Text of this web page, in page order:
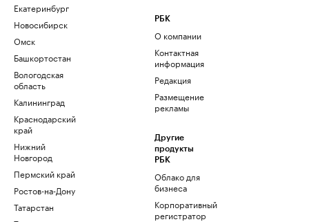
Екатеринбург
Новосибирск
Омск
Башкортостан
Вологодская
область
Калининград
Краснодарский
край
Нижний
Новгород
Пермский край
Ростов-на-Дону
Татарстан
РБК
О компании
Контактная
информация
Редакция
Размещение
рекламы
Другие
продукты
РБК
Облако для
бизнеса
Корпоративный
регистратор